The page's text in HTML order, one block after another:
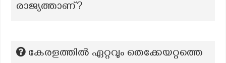
രാജ്യത്താണ്?
കേരളത്തിൽ ഏറ്റവും തെക്കേയറ്റത്തെ